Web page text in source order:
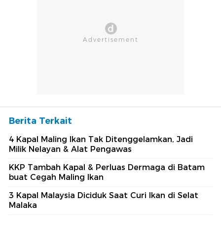
Berita Terkait
4 Kapal Maling Ikan Tak Ditenggelamkan, Jadi
Milik Nelayan & Alat Pengawas
KKP Tambah Kapal & Perluas Dermaga di Batam
buat Cegah Maling Ikan
3 Kapal Malaysia Diciduk Saat Curi Ikan di Selat
Malaka